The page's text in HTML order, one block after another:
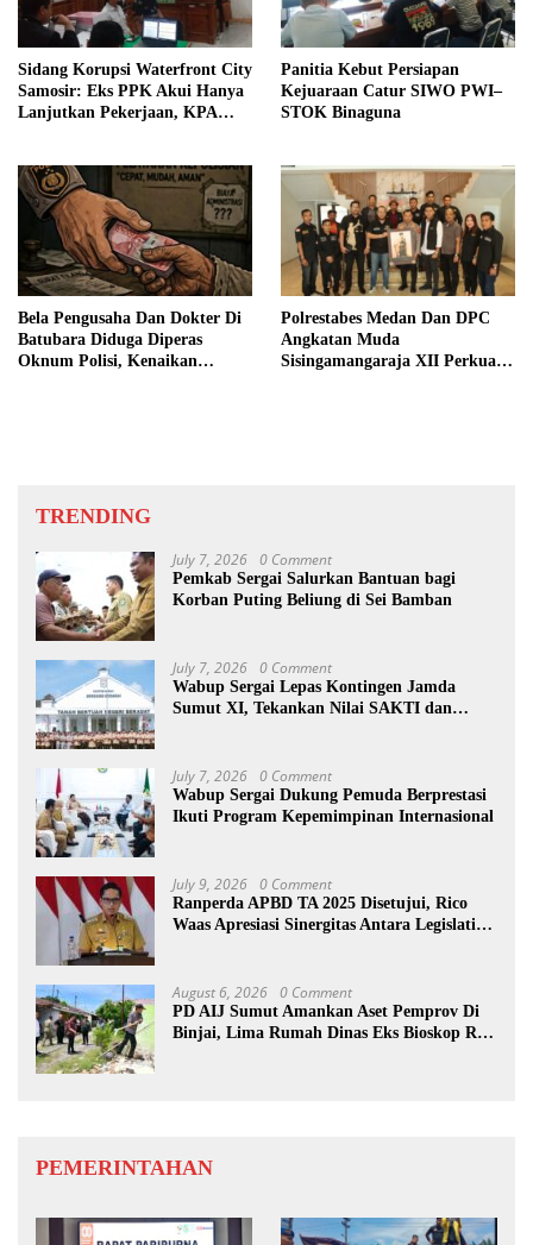
Sidang Korupsi Waterfront City
Samosir: Eks PPK Akui Hanya
Lanjutkan Pekerjaan, KPA
Panitia Kebut Persiapan
Kejuaraan Catur SIWO PWI–
STOK Binaguna
Bela Pengusaha Dan Dokter Di
Batubara Diduga Diperas
Oknum Polisi, Kenaikan
Polrestabes Medan Dan DPC
Angkatan Muda
Sisingamangaraja XII Perkuat
TRENDING
July 7, 2026 0 Comment
Pemkab Sergai Salurkan Bantuan bagi
Korban Puting Beliung di Sei Bamban
July 7, 2026 0 Comment
Wabup Sergai Lepas Kontingen Jamda
Sumut XI, Tekankan Nilai SAKTI dan
July 7, 2026 0 Comment
Wabup Sergai Dukung Pemuda Berprestasi
Ikuti Program Kepemimpinan Internasional
July 9, 2026 0 Comment
Ranperda APBD TA 2025 Disetujui, Rico
Waas Apresiasi Sinergitas Antara Legislatif
August 6, 2026 0 Comment
PD AIJ Sumut Amankan Aset Pemprov Di
Binjai, Lima Rumah Dinas Eks Bioskop Ria
PEMERINTAHAN